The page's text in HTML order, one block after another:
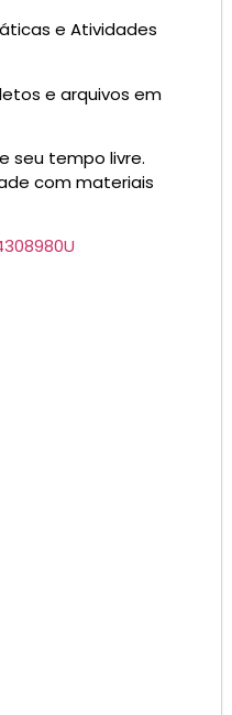
e Atividades
e arquivos em
seu tempo livre.
com materiais